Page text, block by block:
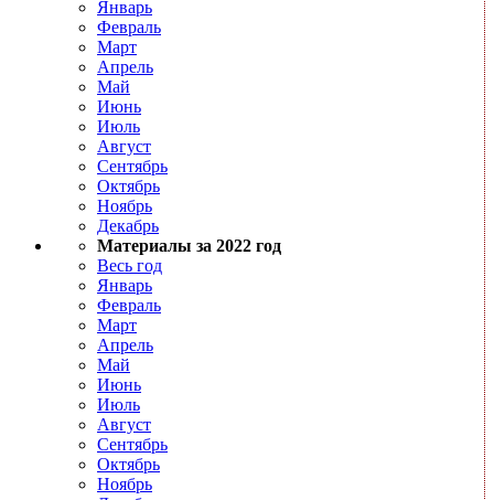
Январь
Февраль
Март
Апрель
Май
Июнь
Июль
Август
Сентябрь
Октябрь
Ноябрь
Декабрь
Материалы за 2022 год
Весь год
Январь
Февраль
Март
Апрель
Май
Июнь
Июль
Август
Сентябрь
Октябрь
Ноябрь